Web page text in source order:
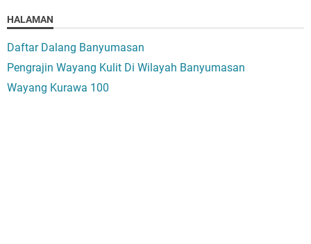
HALAMAN
Daftar Dalang Banyumasan
Pengrajin Wayang Kulit Di Wilayah Banyumasan
Wayang Kurawa 100